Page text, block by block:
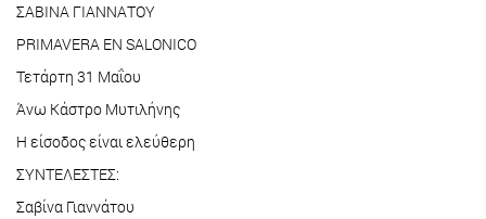
ΣΑΒΙΝΑ ΓΙΑΝΝΑΤΟΥ
PRIMAVERA EN SALONICO
Τετάρτη 31 Μαΐου
Άνω Κάστρο Μυτιλήνης
Η είσοδος είναι ελεύθερη
ΣΥΝΤΕΛΕΣΤΕΣ:
Σαβίνα Γιαννάτου